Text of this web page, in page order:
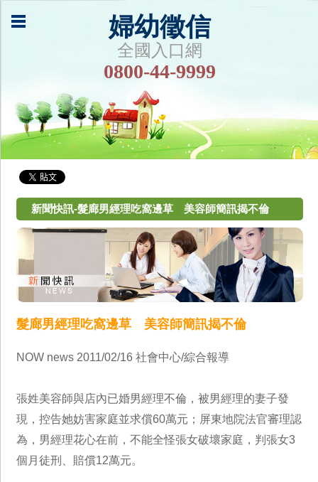
婦幼徵信
全國入口網
0800-44-9999
新聞快訊-髮廊男經理吃窩邊草 美容師簡訊揭不倫
髮廊男經理吃窩邊草 美容師簡訊揭不倫
NOW news 2011/02/16 社會中心/綜合報導
張姓美容師與店內已婚男經理不倫，被男經理的妻子發
現，控告她妨害家庭並求償60萬元；屏東地院法官審理認
為，男經理花心在前，不能全怪張女破壞家庭，判張女3
個月徒刑、賠償12萬元。